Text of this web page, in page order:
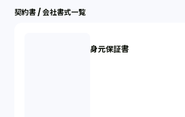
契約書 / 会社書式一覧
身元保証書